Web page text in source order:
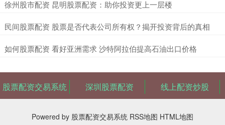
​徐州股市配资 昆明股票配资：助你投资更上一层楼
​民间股票配资 股票是否代表公司所有权？揭开投资背后的真相
​如何股票配资 看好亚洲需求 沙特阿拉伯提高石油出口价格
股票配资交易系统 深圳股票配资 线上配资炒股
Powered by 股票配资交易系统 RSS地图 HTML地图